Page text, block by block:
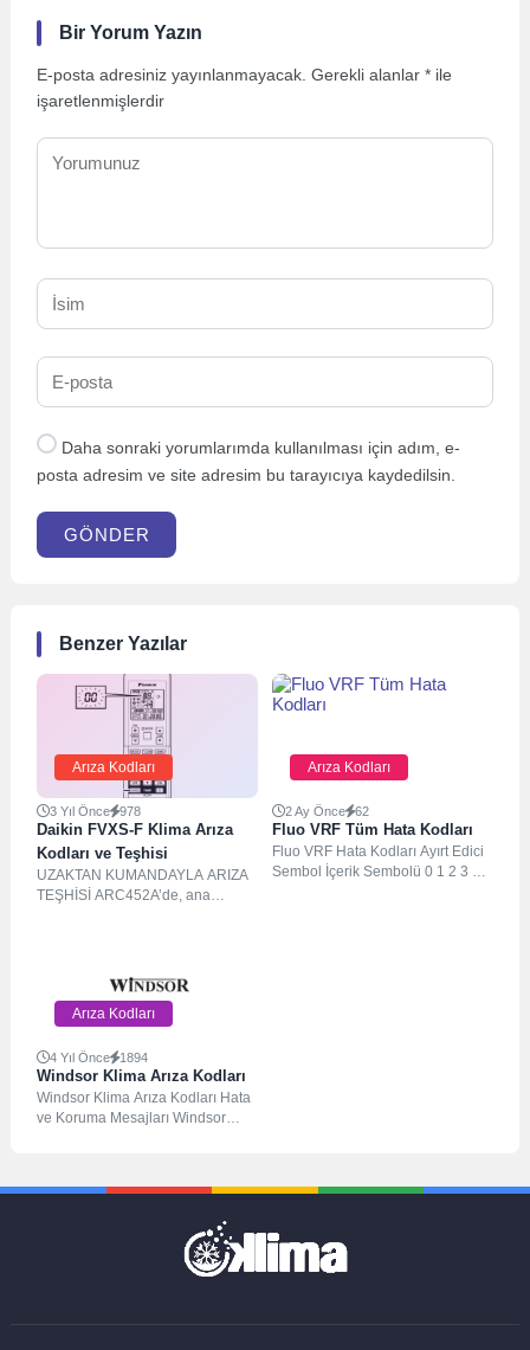
Bir Yorum Yazın
E-posta adresiniz yayınlanmayacak. Gerekli alanlar* ile
işaretlenmişlerdir
Daha sonraki yorumlarımda kullanılması için adım, e-
posta adresim ve site adresim bu tarayıcıya kaydedilsin.
GÖNDER
Benzer Yazılar
Arıza Kodları
3 Yıl Önce 978
Daikin FVXS-F Klima Arıza
Kodları ve Teşhisi
UZAKTAN KUMANDAYLA ARIZA
TEŞHİSİ ARC452A’de, ana
Arıza Kodları
2 Ay Önce 62
Fluo VRF Tüm Hata Kodları
Fluo VRF Hata Kodları Ayırt Edici
Sembol İçerik Sembolü 0 1 2 3 4
Arıza Kodları
4 Yıl Önce 1894
Windsor Klima Arıza Kodları
Windsor Klima Arıza Kodları Hata
ve Koruma Mesajları Windsor